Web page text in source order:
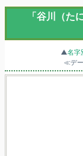
「谷川（た
▲名字
≪デ